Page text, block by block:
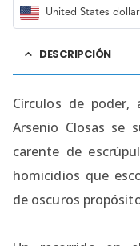
United States
DESCRIPCIÓN
Círculos de poder,
Arsenio Closas se
carente de
homicidios que
de oscuros